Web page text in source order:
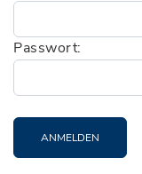
Passwort:
ANMELDEN